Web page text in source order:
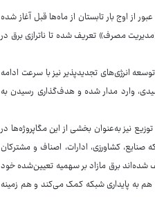
از اوج بار تابستان از ماه‌ها قبل آغاز شده
و «مدیریت مصرف» تعریف شده تا ناترازی برق در
انرژی‌های تجدیدپذیر نیز با سرعت ادامه
نیروگاه‌های خورشیدی، وارد مدار شده و هدف‌گذاری رسیدن به
نیز به‌عنوان بخشی از این مگاپروژه‌ها در
کشاورزی، ادارات، اصناف و مشترکان
شده‌اند برق مازاد بر سهمیه تعیین‌شده خود
هم به پایداری شبکه کمک می‌کند و هم زمینه